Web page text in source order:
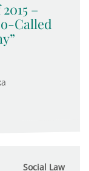
–
Called
Social Law